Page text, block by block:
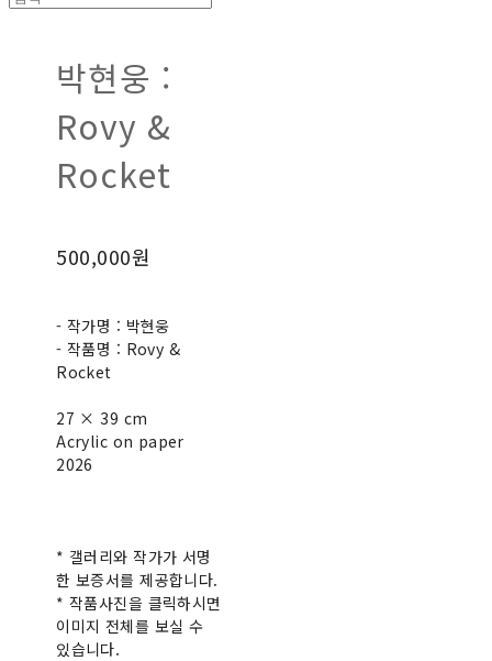
박현웅 :
Rovy &
Rocket
500,000원
- 작가명 : 박현웅
- 작품명 : Rovy &
Rocket
27 × 39 cm
Acrylic on paper
2026
* 갤러리와 작가가 서명
한 보증서를 제공합니다.
* 작품사진을 클릭하시면
이미지 전체를 보실 수
있습니다.